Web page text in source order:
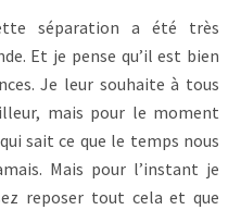
séparation a été très
Et je pense qu’il est bien
Je leur souhaite à tous
mais pour le moment
sait ce que le temps nous
Mais pour l’instant je
reposer tout cela et que